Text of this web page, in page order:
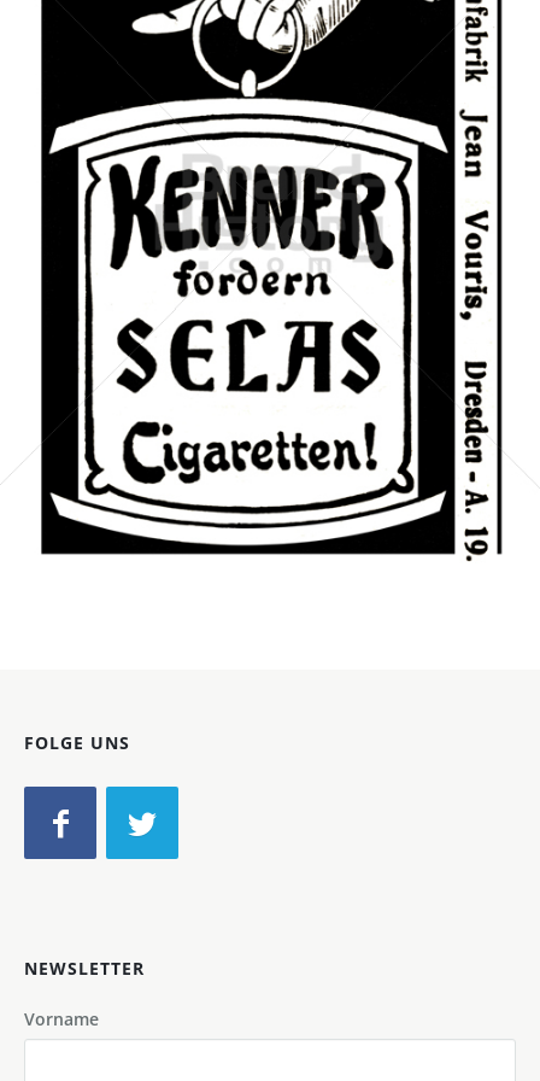
SELAS Cigaretten
Cigarettenfabrik Jean Vouris, Dresden
1909
FOLGE UNS
NEWSLETTER
Vorname